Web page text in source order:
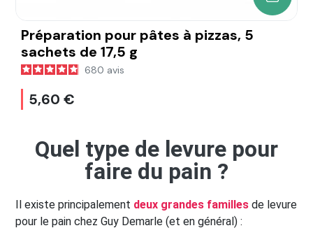
Préparation pour pâtes à pizzas, 5
sachets de 17,5 g
680 avis
5,60 €
Quel type de levure pour
faire du pain ?
Il existe principalement deux grandes familles de levure
pour le pain chez Guy Demarle (et en général) :